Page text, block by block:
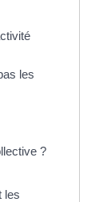
les
?
les